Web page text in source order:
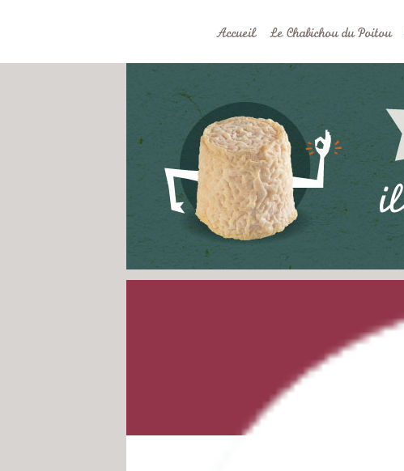
Accueil Le Chabichou du Poitou